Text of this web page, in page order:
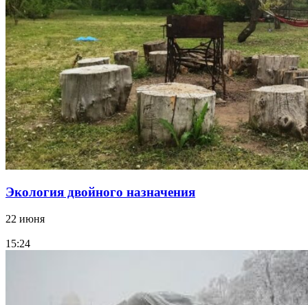
Экология двойного назначения
22 июня
15:24